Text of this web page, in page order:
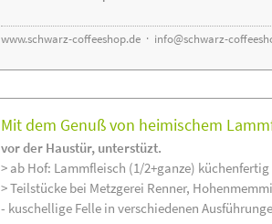
www.schwarz-coffeeshop.de · info@schwarz-
Mit dem Genuß von heimischem
vor der Haustür, unterstüzt.
> ab Hof: Lammfleisch (1/2+ganze)
> Teilstücke bei Metzgerei Renner,
- kuschellige Felle in verschiedenen